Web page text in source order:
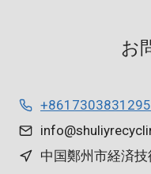
お
+8617303831295
中国鄭州市経済